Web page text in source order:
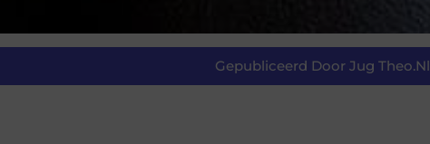
Gepubliceerd Door Jug Theo.nl